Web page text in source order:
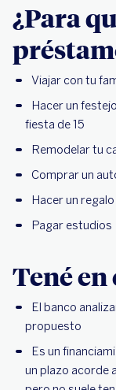
¿Para
Viajar con tu
Hacer un
fiesta de 15
Remodelar tu
Comprar un
Hacer un
Pagar estudios
Tené
El banco
propuesto
Es un
un plazo acorde